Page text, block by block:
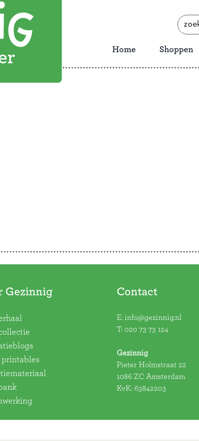
zoeken
naar:
Home Shoppen
Gezinnig
printables
Contact
E: info@gezinnig.nl
T: 020 73 73 124
Gezinnig
Pieter Holmstraat 22
1086 ZC Amsterdam
KvK: 63842203